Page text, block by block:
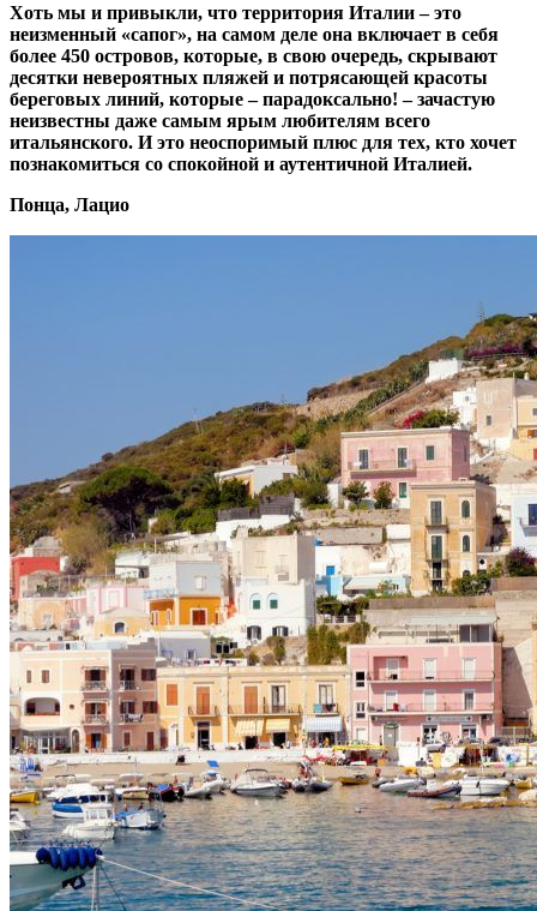
Хоть мы и привыкли, что территория Италии – это
неизменный «сапог», на самом деле она включает в себя
более 450 островов, которые, в свою очередь, скрывают
десятки невероятных пляжей и потрясающей красоты
береговых линий, которые – парадоксально! – зачастую
неизвестны даже самым ярым любителям всего
итальянского. И это неоспоримый плюс для тех, кто хочет
познакомиться со спокойной и аутентичной Италией.
Понца, Лацио